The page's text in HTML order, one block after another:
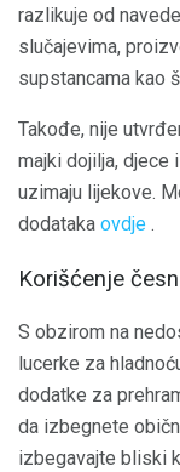
razlikuje od
slučajevima,
supstancama kao
Takođe, nije
majki dojilja, djece
uzimaju lijekove.
dodataka ovdje .
Korišćenje
S obzirom na
lucerke za
dodatke za
da izbegnete
izbegavajte bliski